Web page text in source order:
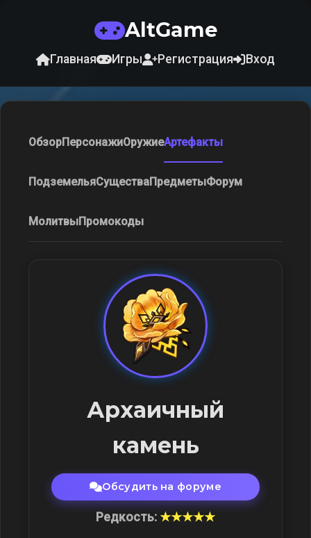
AltGame
Главная Игры Регистрация Вход
ОбзорПерсонажиОружиеАртефакты
ПодземельяСуществаПредметыФорум
МолитвыПромокоды
Архаичный
камень
Обсудить на форуме
Редкость: ★★★★★